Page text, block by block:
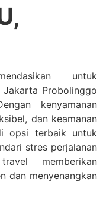
untuk
Jakarta Probolinggo
kenyamanan
dan keamanan
opsi terbaik untuk
stres perjalanan
memberikan
dan menyenangkan